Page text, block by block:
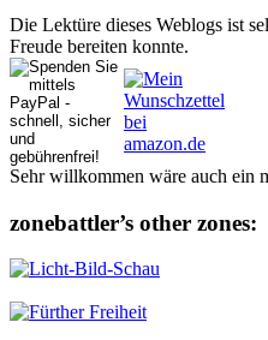
Die Lektüre dieses Weblogs ist
Freude bereiten konnte.
Sehr willkommen wäre auch ein
zonebattler’s other zo­nes: